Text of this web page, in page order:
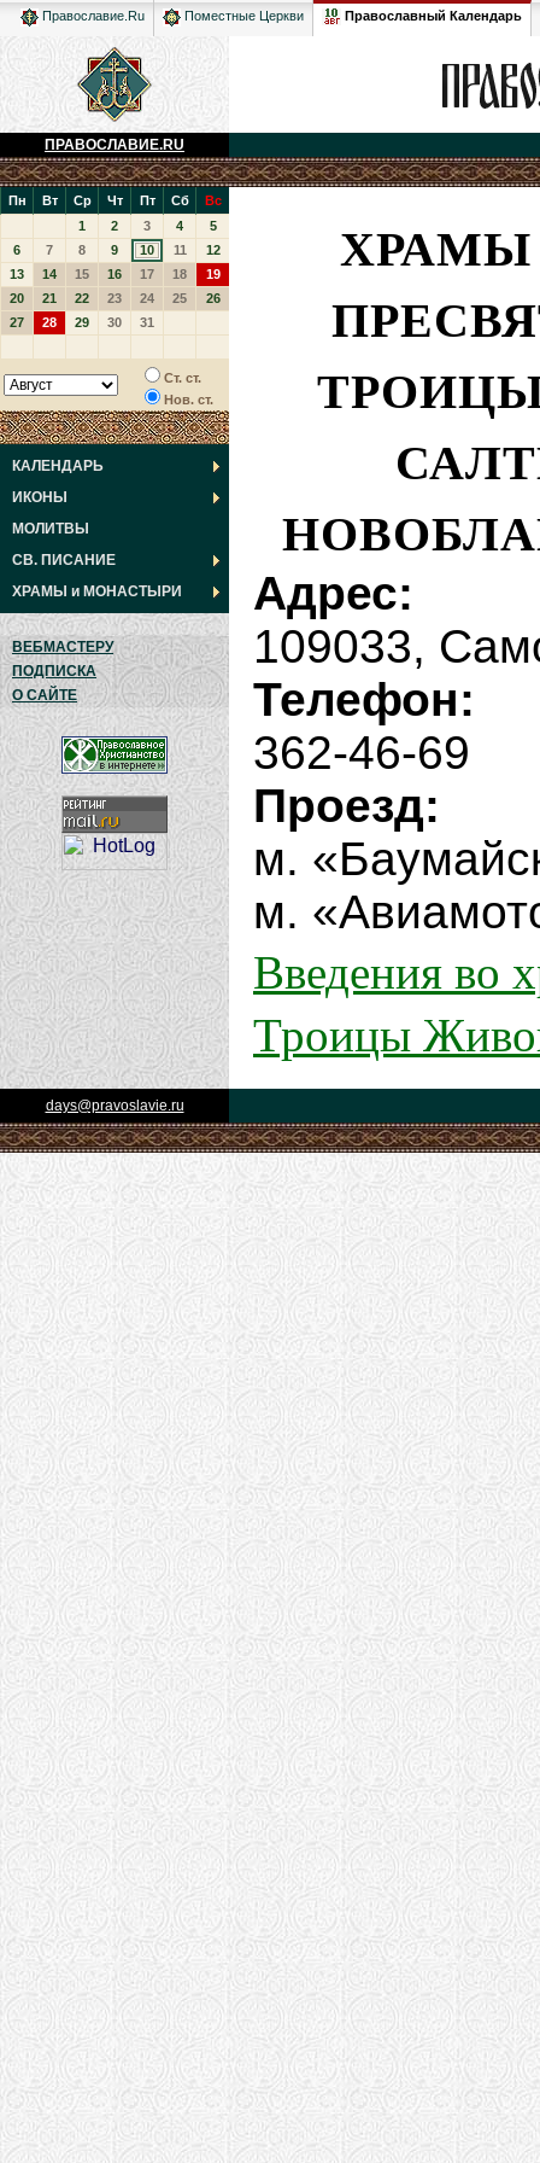
Православие.Ru Поместные Церкви Православный Календарь
ПРАВОСЛАВИЕ.RU
Пн Вт Ср Чт Пт Сб
Вс
1
2 3 4
5
6
7 8 9 10 11
12
13
14 15 16 17 18
19
20
21 22 23 24 25
26
27
28 29 30 31
Ст. ст.
Нов. ст.
КАЛЕНДАРЬ
ИКОНЫ
МОЛИТВЫ
СВ. ПИСАНИЕ
ХРАМЫ и МОНАСТЫРИ
ВЕБМАСТЕРУ
ПОДПИСКА
О САЙТЕ
ХРАМЫ
Адрес:
109033,
Телефон:
362-46-69
Проезд:
м.
м.
Введения во
Троицы
days@pravoslavie.ru